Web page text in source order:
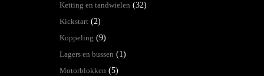
Ketting en tandwielen (32)
Kickstart (2)
Koppeling (9)
Lagers en bussen (1)
Motorblokken (5)